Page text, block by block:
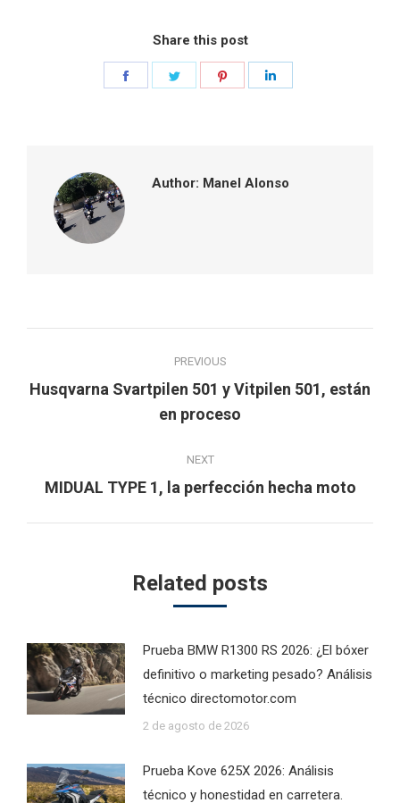
Share this post
Author: Manel Alonso
navigation
PREVIOUS
Previous
post:
Husqvarna Svartpilen 501 y Vitpilen 501, están
en proceso
NEXT
Next
MIDUAL TYPE 1, la perfección hecha moto
Related posts
Prueba BMW R1300 RS 2026: ¿El bóxer
definitivo o marketing pesado? Análisis
técnico directomotor.com
2 de agosto de 2026
Prueba Kove 625X 2026: Análisis
técnico y honestidad en carretera.